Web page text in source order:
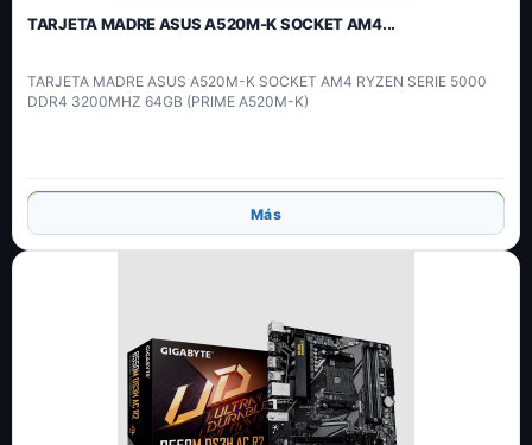
TARJETA MADRE ASUS A520M-K SOCKET AM4...
TARJETA MADRE ASUS A520M-K SOCKET AM4 RYZEN SERIE 5000
DDR4 3200MHZ 64GB (PRIME A520M-K)
Añadir
Más